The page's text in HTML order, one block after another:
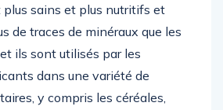
plus sains et plus nutritifs et
de traces de minéraux que les
ils sont utilisés par les
dans une variété de
y compris les céréales,